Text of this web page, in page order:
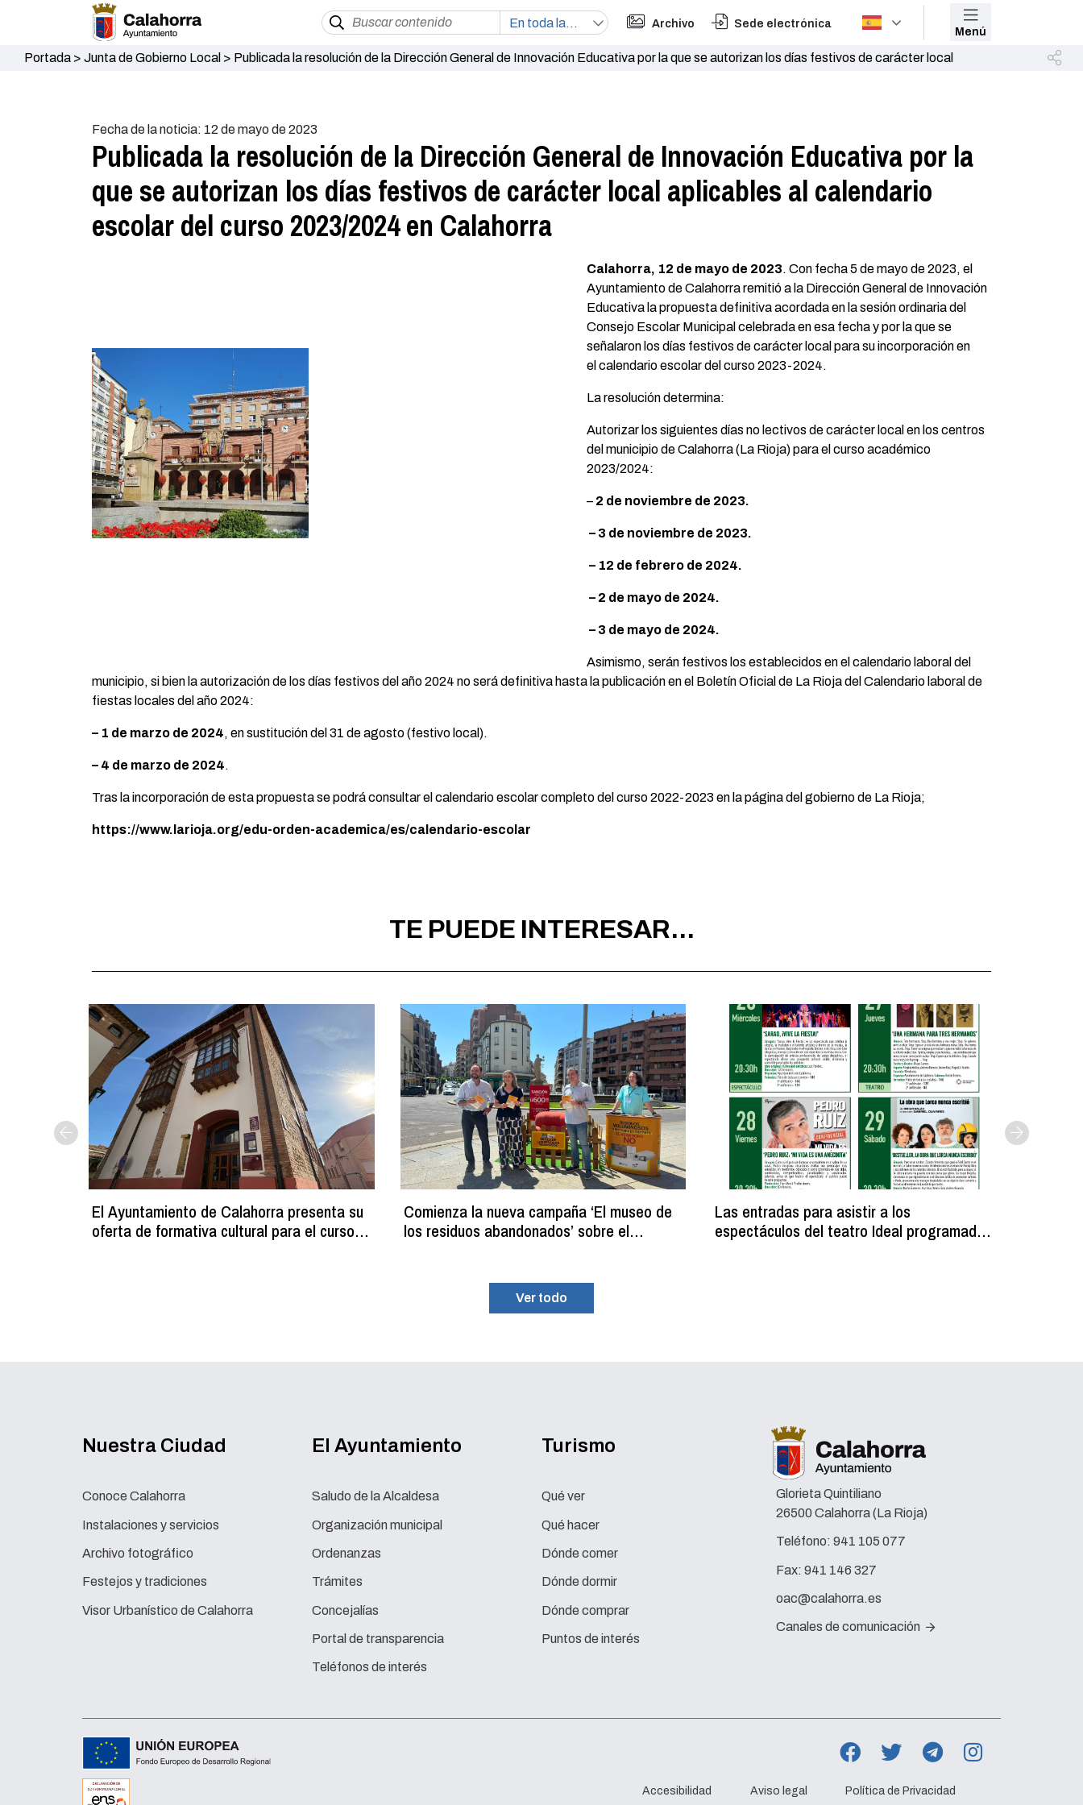
Archivo Sede electrónica
Menú
Portada> Junta de Gobierno Local > Publicada la resolución de la Dirección General de Innovación Educativa por la que se autorizan los días festivos de carácter local
Fecha de la noticia: 12 de mayo de 2023
Publicada la resolución de la Dirección General de Innovación Educativa por la
que se autorizan los días festivos de carácter local aplicables al calendario
escolar del curso 2023/2024 en Calahorra
Calahorra, 12 de mayo de 2023. Con fecha 5 de mayo de 2023, el
Ayuntamiento de Calahorra remitió a la Dirección General de Innovación
Educativa la propuesta definitiva acordada en la sesión ordinaria del
Consejo Escolar Municipal celebrada en esa fecha y por la que se
señalaron los días festivos de carácter local para su incorporación en
el calendario escolar del curso 2023-2024.
La resolución determina:
Autorizar los siguientes días no lectivos de carácter local en los centros
del municipio de Calahorra (La Rioja) para el curso académico
2023/2024:
– 2 de noviembre de 2023.
– 3 de noviembre de 2023.
– 12 de febrero de 2024.
– 2 de mayo de 2024.
– 3 de mayo de 2024.
Asimismo, serán festivos los establecidos en el calendario laboral del
municipio, si bien la autorización de los días festivos del año 2024 no será definitiva hasta la publicación en el Boletín Oficial de La Rioja del Calendario laboral de
fiestas locales del año 2024:
– 1 de marzo de 2024, en sustitución del 31 de agosto (festivo local).
– 4 de marzo de 2024.
Tras la incorporación de esta propuesta se podrá consultar el calendario escolar completo del curso 2022-2023 en la página del gobierno de La Rioja;
https://www.larioja.org/edu-orden-academica/es/calendario-escolar
TE PUEDE INTERESAR...
El Ayuntamiento de Calahorra presenta su
oferta de formativa cultural para el curso
Comienza la nueva campaña ‘El museo de
los residuos abandonados’ sobre el
Las entradas para asistir a los
espectáculos del teatro Ideal programados
Ver todo
Nuestra Ciudad
Conoce Calahorra
Instalaciones y servicios
Archivo fotográfico
Festejos y tradiciones
Visor Urbanístico de Calahorra
El Ayuntamiento
Saludo de la Alcaldesa
Organización municipal
Ordenanzas
Trámites
Concejalías
Portal de transparencia
Teléfonos de interés
Turismo
Qué ver
Qué hacer
Dónde comer
Dónde dormir
Dónde comprar
Puntos de interés
Glorieta Quintiliano
26500 Calahorra (La Rioja)
Teléfono: 941 105 077
Fax: 941 146 327
oac@calahorra.es
Canales de comunicación
Accesibilidad Aviso legal Política de Privacidad